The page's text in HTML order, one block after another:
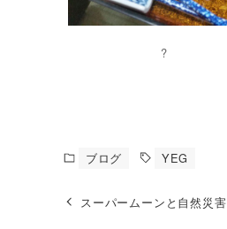
?
ブログ YEG
スーパームーンと自然災害